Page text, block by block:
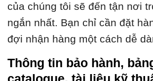
của chúng tôi sẽ đến tận nơi
ngắn nhất. Bạn chỉ cần đặt
đợi nhận hàng một cách dễ
Thông tin bảo hành,